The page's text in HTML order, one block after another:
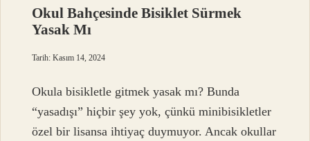
Okul Bahçesinde Bisiklet Sürmek
Yasak Mı
Tarih: Kasım 14, 2024
Okula bisikletle gitmek yasak mı? Bunda
“yasadışı” hiçbir şey yok, çünkü minibisikletler
özel bir lisansa ihtiyaç duymuyor. Ancak okullar